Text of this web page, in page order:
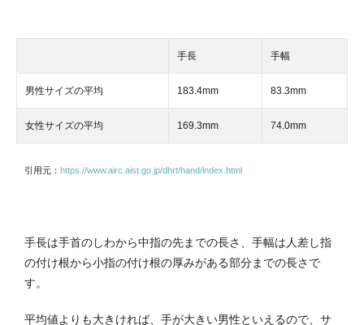
手長 手幅
男性サイズの平均 183.4mm 83.3mm
女性サイズの平均 169.3mm 74.0mm
引用元： https://www.airc.aist.go.jp/dhrt/hand/index.html
手長は手首のしわから中指の先までの長さ、手幅は人差し指
の付け根から小指の付け根の厚みがある部分までの長さで
す。
平均値よりも大きければ、手が大きい男性といえるので、サ